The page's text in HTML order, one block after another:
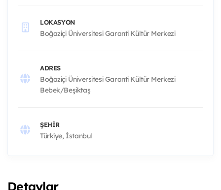
LOKASYON
Boğaziçi Üniversitesi Garanti Kültür Merkezi
ADRES
Boğaziçi Üniversitesi Garanti Kültür Merkezi
Bebek/Beşiktaş
ŞEHIR
Türkiye, İstanbul
Detaylar